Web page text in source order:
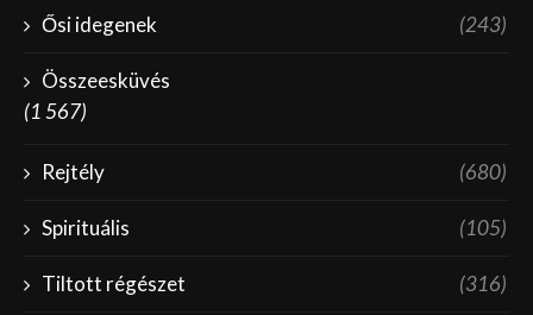
Ősi idegenek (243)
Összeesküvés
(1 567)
Rejtély (680)
Spirituális (105)
Tiltott régészet (316)